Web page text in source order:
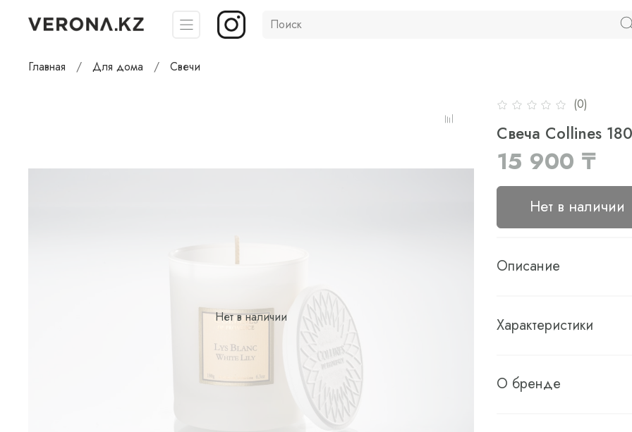
Главная Для дома Свечи
Нет в наличии
(0)
Свеча Collines
15 900 ₸
Нет в наличии
Описание
Характеристики
О бренде